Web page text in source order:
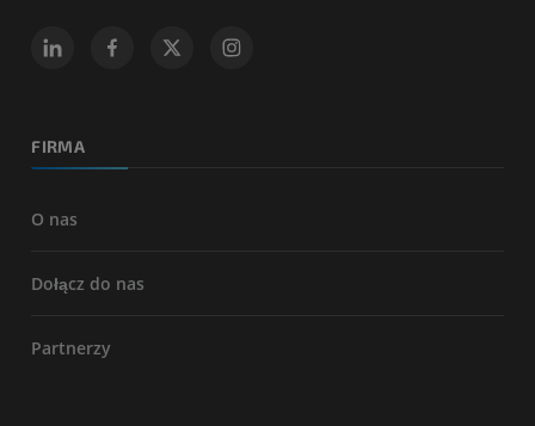
FIRMA
O nas
Dołącz do nas
Partnerzy